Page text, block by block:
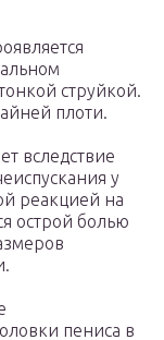
струйкой.
плоти.
вследствие
у
реакцией на
острой болью
пениса в